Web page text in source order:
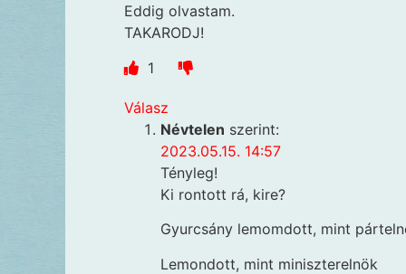
Eddig olvastam.
TAKARODJ!
1
Válasz
Névtelen szerint:
2023.05.15. 14:57
Tényleg!
Ki rontott rá, kire?
Gyurcsány lemomdott, mint
Lemondott, mint miniszterelnök